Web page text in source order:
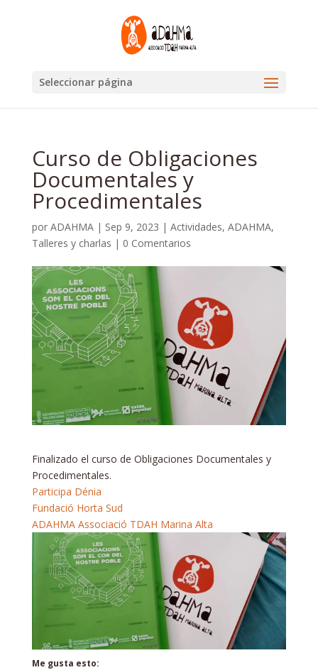
Seleccionar página
Curso de Obligaciones
Documentales y
Procedimentales
por ADAHMA| Sep 9, 2023 | Actividades, ADAHMA,
Talleres y charlas | 0 Comentarios
Finalizado el curso de Obligaciones Documentales y
Procedimentales.
Participa Dénia
Fundació Horta Sud
ADAHMA Associació TDAH Marina Alta
Me gusta esto: